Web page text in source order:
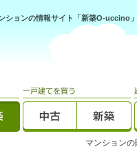
ションの情報サイト「新築O-uccino」
マンション